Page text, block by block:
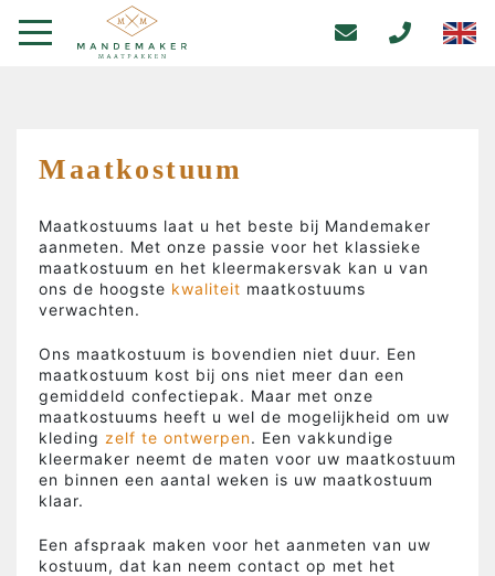
Maatkostuum
Maatkostuums laat u het beste bij Mandemaker
aanmeten. Met onze passie voor het klassieke
maatkostuum en het kleermakersvak kan u van
ons de hoogste kwaliteit maatkostuums
verwachten.
Ons maatkostuum is bovendien niet duur. Een
maatkostuum kost bij ons niet meer dan een
gemiddeld confectiepak. Maar met onze
maatkostuums heeft u wel de mogelijkheid om uw
kleding zelf te ontwerpen. Een vakkundige
kleermaker neemt de maten voor uw maatkostuum
en binnen een aantal weken is uw maatkostuum
klaar.
Een afspraak maken voor het aanmeten van uw
kostuum, dat kan neem contact op met het